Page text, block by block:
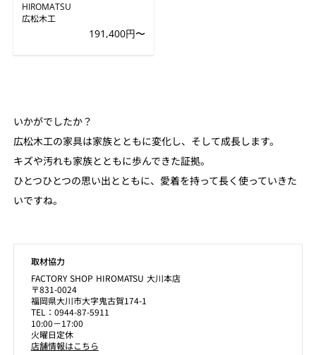
HIROMATSU
広松木工
191,400円〜
いかがでしたか？
広松木工の家具は家族とともに変化し、そして成長します。
キズや汚れも家族とともに歩んできた証拠。
ひとつひとつの思い出とともに、愛着を持って長く使っていきた
いですね。
取材協力
FACTORY SHOP HIROMATSU 大川本店
〒831-0024
福岡県大川市大字鬼古賀174-1
TEL：0944-87-5911
10:00－17:00
火曜日定休
店舗情報はこちら